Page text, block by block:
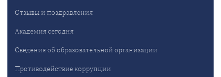
Отзывы и поздравления
Академия сегодня
Сведения об образовательной организации
Противодействие коррупции